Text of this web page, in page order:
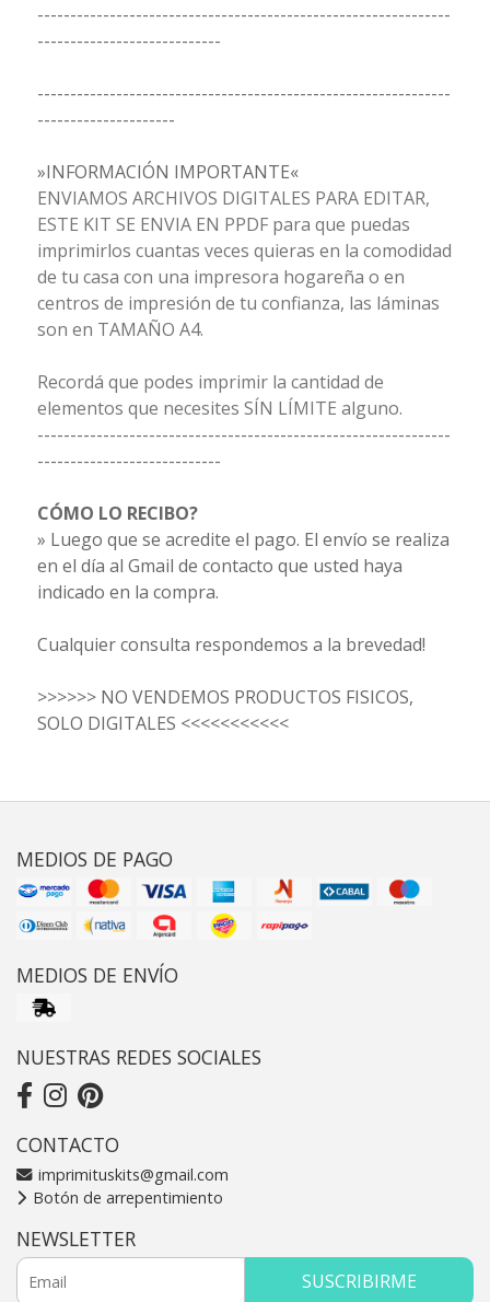
---------------------------------------------------------------
----------------------------
---------------------------------------------------------------
---------------------
»INFORMACIÓN IMPORTANTE«
ENVIAMOS ARCHIVOS DIGITALES PARA EDITAR,
ESTE KIT SE ENVIA EN PPDF para que puedas
imprimirlos cuantas veces quieras en la comodidad
de tu casa con una impresora hogareña o en
centros de impresión de tu confianza, las láminas
son en TAMAÑO A4.
Recordá que podes imprimir la cantidad de
elementos que necesites SÍN LÍMITE alguno.
---------------------------------------------------------------
----------------------------
CÓMO LO RECIBO?
» Luego que se acredite el pago. El envío se realiza
en el día al Gmail de contacto que usted haya
indicado en la compra.
Cualquier consulta respondemos a la brevedad!
>>>>>> NO VENDEMOS PRODUCTOS FISICOS,
SOLO DIGITALES <<<<<<<<<<<
MEDIOS DE PAGO
MEDIOS DE ENVÍO
NUESTRAS REDES SOCIALES
CONTACTO
imprimituskits@gmail.com
Botón de arrepentimiento
NEWSLETTER
SUSCRIBIRME